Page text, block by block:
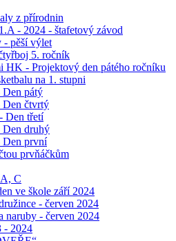
z přírodnin
- 2024 - štafetový závod
- pěší výlet
5. ročník
HK - Projektový den pátého ročníku
na 1. stupni
Den pátý
Den čtvrtý
Den třetí
Den druhý
Den první
prvňáčkům
C
ve škole září 2024
- červen 2024
naruby - červen 2024
- 2024